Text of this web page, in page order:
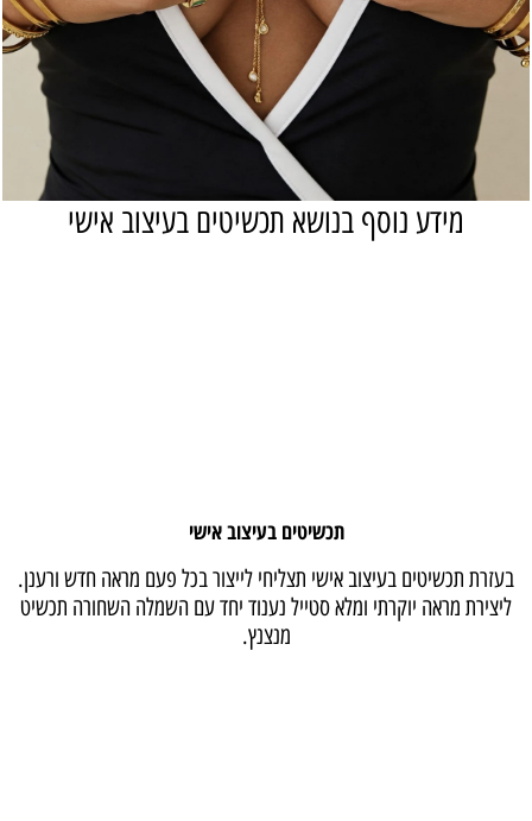
מידע נוסף בנושא תכשיטים בעיצוב אישי
תכשיטים בעיצוב אישי
בעזרת תכשיטים בעיצוב אישי תצליחי לייצור בכל פעם מראה חדש ורענן.
ליצירת מראה יוקרתי ומלא סטייל נענוד יחד עם השמלה השחורה תכשיט
מנצנץ.